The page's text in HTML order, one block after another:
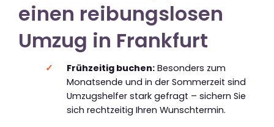
einen reibungslosen
Umzug in Frankfurt
Frühzeitig buchen:Besonders zum
Monatsende und in der Sommerzeit sind
Umzugshelfer stark gefragt – sichern Sie
sich rechtzeitig Ihren Wunschtermin.